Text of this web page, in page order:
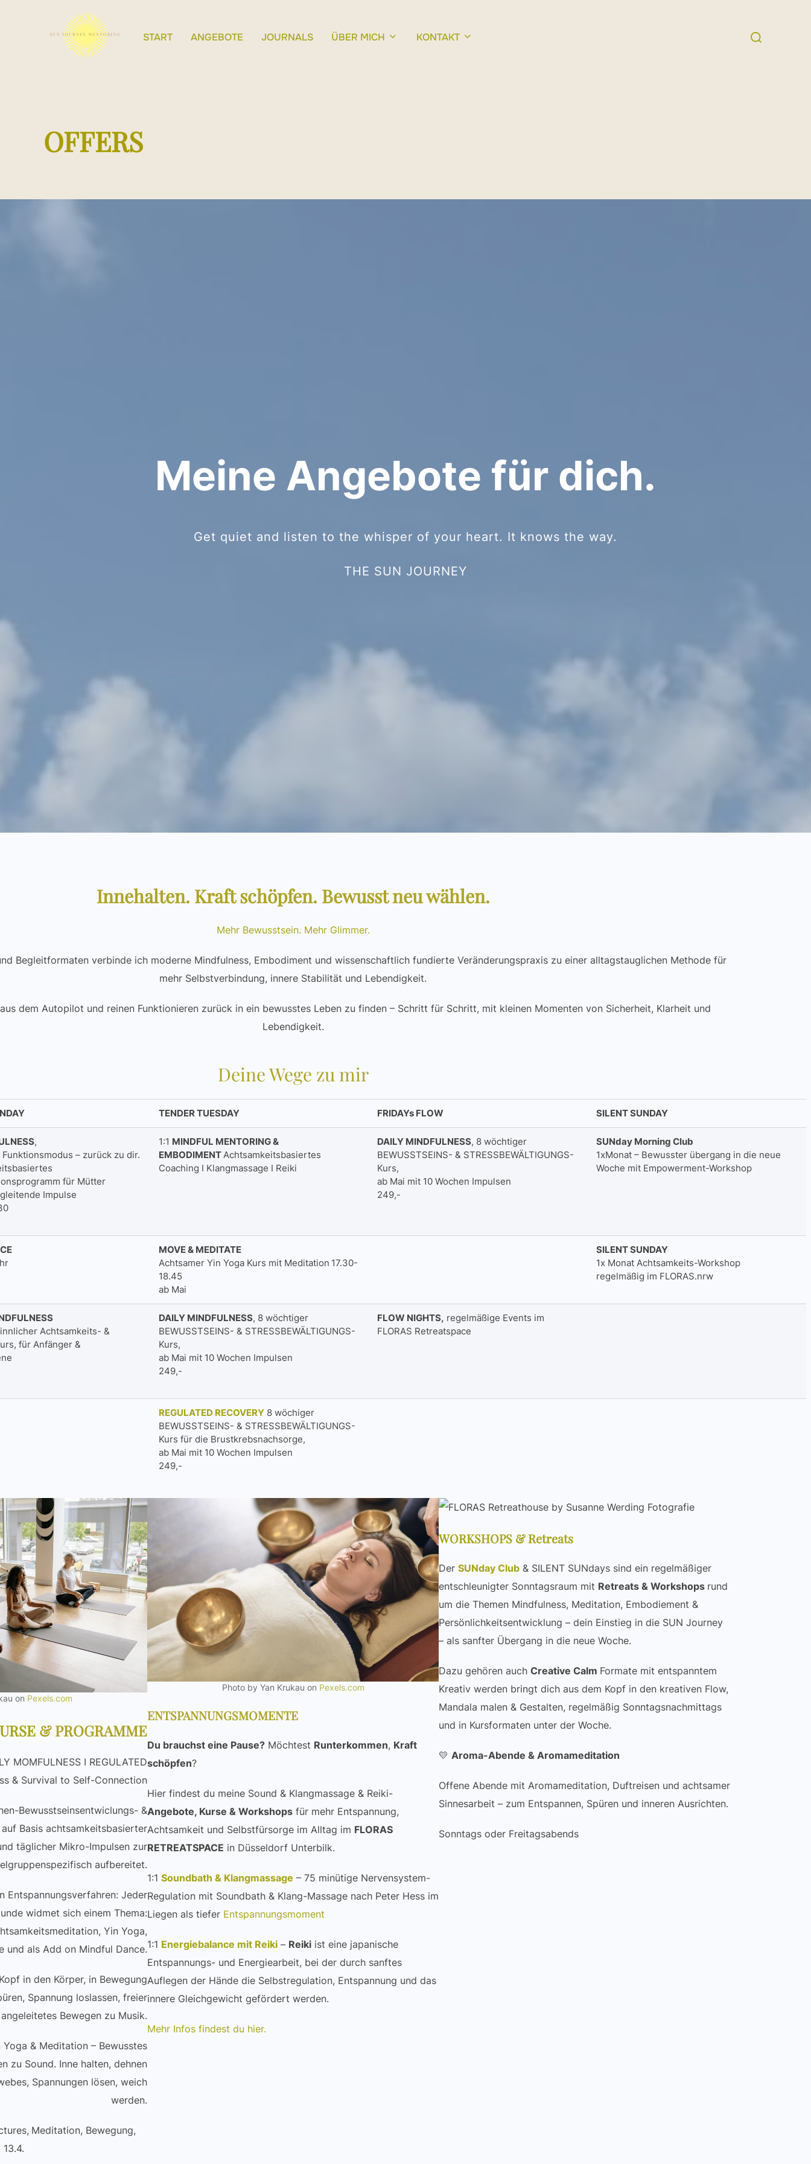
START ANGEBOTE JOURNALS ÜBER MICH KONTAKT
Suchen
nach:
OFFERS
Meine Angebote für dich.
Get quiet and listen to the whisper of your heart. It knows the way.
THE SUN JOURNEY
Innehalten. Kraft schöpfen. Bewusst neu wählen.
Mehr Bewusstsein. Mehr Glimmer.
Begleitformaten verbinde ich moderne Mindfulness, Embodiment und wissenschaftlich fundierte Veränderungspraxis zu einer alltagstauglichen Methode für
mehr Selbstverbindung, innere Stabilität und Lebendigkeit.
dem Autopilot und reinen Funktionieren zurück in ein bewusstes Leben zu finden – Schritt für Schritt, mit kleinen Momenten von Sicherheit, Klarheit und
Lebendigkeit.
Deine Wege zu mir
TENDER TUESDAY FRIDAYs FLOW SILENT SUNDAY
,
Funktionsmodus – zurück zu dir.
für Mütter
Impulse
1:1 MINDFUL MENTORING &
EMBODIMENTAchtsamkeitsbasiertes
Coaching I Klangmassage I Reiki
DAILY MINDFULNESS, 8 wöchtiger
BEWUSSTSEINS- & STRESSBEWÄLTIGUNGS-
Kurs,
ab Mai mit 10 Wochen Impulsen
249,-
SUNday Morning Club
1xMonat – Bewusster übergang in die neue
Woche mit Empowerment-Workshop
MOVE & MEDITATE
Achtsamer Yin Yoga Kurs mit Meditation 17.30-
18.45
ab Mai
SILENT SUNDAY
1x Monat Achtsamkeits-Workshop
regelmäßig im FLORAS.nrw
Achtsamkeits- &
für Anfänger &
DAILY MINDFULNESS, 8 wöchtiger
BEWUSSTSEINS- & STRESSBEWÄLTIGUNGS-
Kurs,
ab Mai mit 10 Wochen Impulsen
249,-
FLOW NIGHTS, regelmäßige Events im
FLORAS Retreatspace
REGULATED RECOVERY8 wöchiger
BEWUSSTSEINS- & STRESSBEWÄLTIGUNGS-
Kurs für die Brustkrebsnachsorge,
ab Mai mit 10 Wochen Impulsen
249,-
on Pexels.com
& PROGRAMME
MOMFULNESS I REGULATED
& Survival to Self-Connection
Bewusstseinsentwiclungs- &
Basis achtsamkeitsbasierter
täglicher Mikro-Impulsen zur
aufbereitet.
Entspannungsverfahren: Jeder
widmet sich einem Thema:
Yin Yoga,
und als Add on Mindful Dance.
in den Körper, in Bewegung
Spannung loslassen, freier
Bewegen zu Musik.
& Meditation – Bewusstes
zu Sound. Inne halten, dehnen
Spannungen lösen, weich
werden.
Meditation, Bewegung,
13.4.
Photo by Yan Krukau on Pexels.com
ENTSPANNUNGSMOMENTE
Du brauchst eine Pause? Möchtest Runterkommen, Kraft
schöpfen?
Hier findest du meine Sound & Klangmassage & Reiki-
Angebote, Kurse & Workshops für mehr Entspannung,
Achtsamkeit und Selbstfürsorge im Alltag im FLORAS
RETREATSPACE in Düsseldorf Unterbilk.
1:1Soundbath & Klangmassage – 75 minütige Nervensystem-
Regulation mit Soundbath & Klang-Massage nach Peter Hess im
Liegen als tiefer Entspannungsmoment
1:1 Energiebalance mit Reiki – Reiki ist eine japanische
Entspannungs- und Energiearbeit, bei der durch sanftes
Auflegen der Hände die Selbstregulation, Entspannung und das
innere Gleichgewicht gefördert werden.
Mehr Infos findest du hier.
WORKSHOPS & Retreats
DerSUNday Club & SILENT SUNdays sind ein regelmäßiger
entschleunigter Sonntagsraum mit Retreats & Workshops rund
um die Themen Mindfulness, Meditation, Embodiement &
Persönlichkeitsentwicklung – dein Einstieg in die SUN Journey
– als sanfter Übergang in die neue Woche.
Dazu gehören auchCreative Calm Formate mit entspanntem
Kreativ werden bringt dich aus dem Kopf in den kreativen Flow,
Mandala malen & Gestalten, regelmäßig Sonntagsnachmittags
und in Kursformaten unter der Woche.
💛 Aroma-Abende & Aromameditation
Offene Abende mit Aromameditation, Duftreisen und achtsamer
Sinnesarbeit – zum Entspannen, Spüren und inneren Ausrichten.
Sonntags oder Freitagsabends